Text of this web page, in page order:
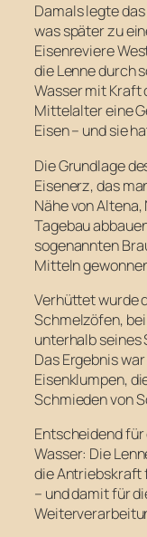
Damals legte
was später zu
Eisenreviere
die Lenne durch
Wasser mit Kraft
Mittelalter eine
Eisen – und sie
Die Grundlage
Eisenerz, das
Nähe von
Tagebau
sogenannten
Mitteln
Verhüttet wurde
Schmelzöfen,
unterhalb
Das Ergebnis
Eisenklumpen,
Schmieden von
Entscheidend
Wasser: Die
die Antriebskraft
– und damit für